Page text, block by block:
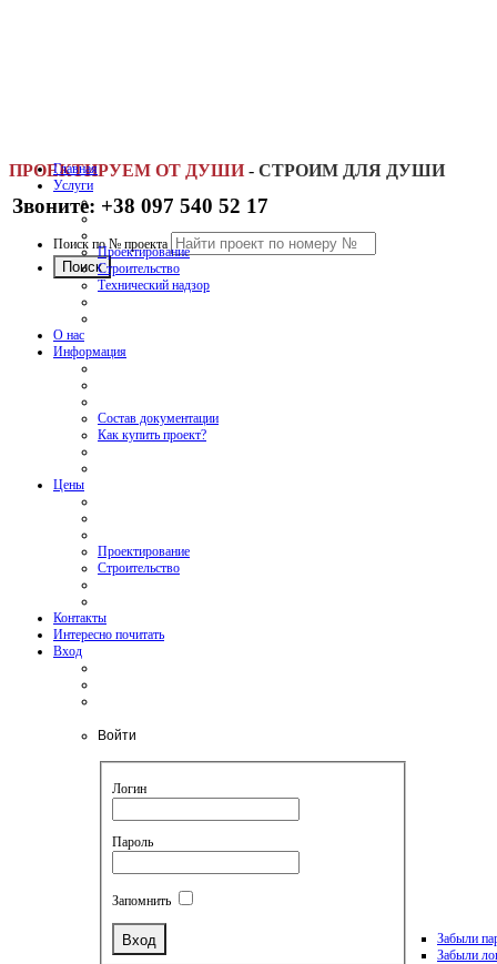
ПРОЕКТИРУЕМ ОТ ДУШИ - СТРОИМ ДЛЯ ДУШИ
Звоните: +38 097 540 52 17
Поиск по № проекта
Главная
Услуги
Проектирование
Строительство
Технический надзор
О нас
Информация
Состав документации
Как купить проект?
Цены
Проектирование
Строительство
Контакты
Интересно почитать
Вход
Войти
Логин
Пароль
Запомнить
Забыли
Забыли